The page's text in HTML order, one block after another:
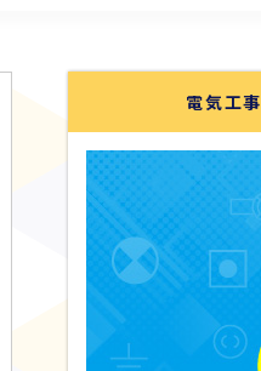
電気工